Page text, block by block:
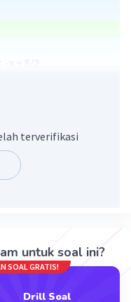
= (x - b)/a
terverifikasi
untuk soal ini?
SOAL GRATIS!
Drill Soal